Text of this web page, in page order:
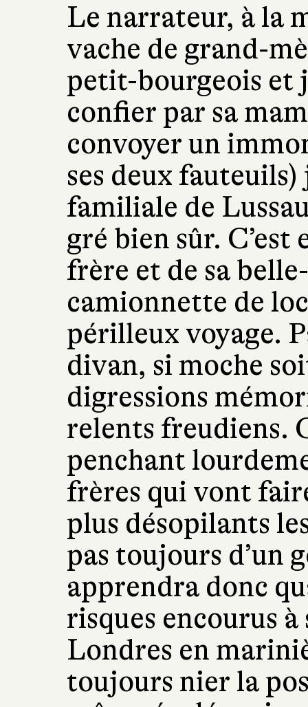
Le narrateur, à la
vache de grand-
petit-bourgeois et
confier par sa
convoyer un
ses deux fauteuils)
familiale de
gré bien sûr. C’est
frère et de sa
camionnette de
périlleux voyage.
divan, si moche
digressions
relents freudiens.
penchant
frères qui vont
plus désopilants
pas toujours d’un
apprendra donc
risques encourus
Londres en
toujours nier la